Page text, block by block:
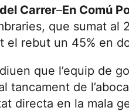
Carrer–En Comú
que sumat al
el rebut un 45% en
que l’equip de
tancament de
directa en la mala